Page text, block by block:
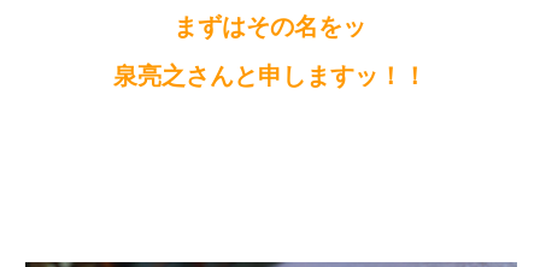
まずはその名をッ
泉亮之さんと申しますッ！！